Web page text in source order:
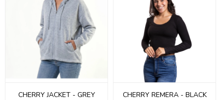
CHERRY JACKET - GREY CHERRY REMERA - BLACK